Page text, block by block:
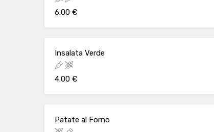
6.00 €
Insalata Verde
4.00 €
Patate al Forno